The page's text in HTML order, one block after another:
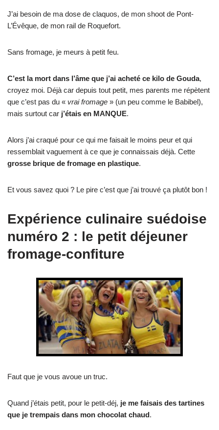
J’ai besoin de ma dose de claquos, de mon shoot de Pont-
L’Évêque, de mon rail de Roquefort.
Sans fromage, je meurs à petit feu.
C’est la mort dans l’âme que j’ai acheté ce kilo de Gouda,
croyez moi. Déjà car depuis tout petit, mes parents me répètent
que c’est pas du « vrai fromage » (un peu comme le Babibel),
mais surtout car j’étais en MANQUE.
Alors j’ai craqué pour ce qui me faisait le moins peur et qui
ressemblait vaguement à ce que je connaissais déjà. Cette
grosse brique de fromage en plastique.
Et vous savez quoi ? Le pire c’est que j’ai trouvé ça plutôt bon !
Expérience culinaire suédoise
numéro 2 : le petit déjeuner
fromage-confiture
Faut que je vous avoue un truc.
Quand j’étais petit, pour le petit-déj, je me faisais des tartines
que je trempais dans mon chocolat chaud.